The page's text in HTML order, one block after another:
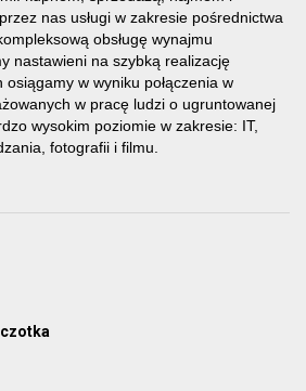
nas usługi w zakresie pośrednictwa
obsługę wynajmu
nastawieni na szybką realizację
osiągamy w wyniku połączenia w
w pracę ludzi o ugruntowanej
wysokim poziomie w zakresie: IT,
fotografii i filmu.